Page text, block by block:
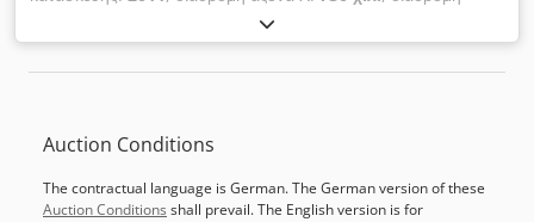
, διαδρομή άξονα Z:
τραπεζιού:500 κιλ, μέγιστη ταχύτητα ατράκτου:12.000 στρ./
λ., ισχύς κινητήρα ατράκτου:22.000 W, αριθμός αξόνων:4,
of 500 × 500 mm and a maximum pallet load of
12,000 revolutions per minute, and the tool magazine has
Auction Conditions
The contractual language is German. The German version of these
Auction Conditions shall prevail. The English version is for